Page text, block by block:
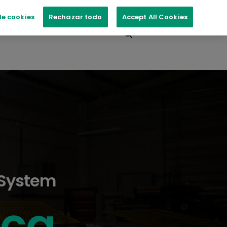
Contacte con nosotros
cookies Rechazar todo Accept All Cookies